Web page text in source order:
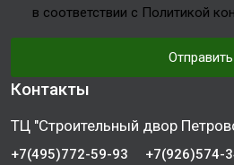
в соответствии с Политикой
Отправить
Контакты
ТЦ "Строительный двор
+7(495)772-59-93
+7(926)574-